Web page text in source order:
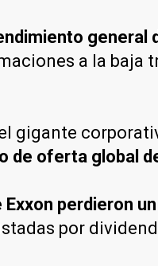
general
a la
gigante
de oferta global
Exxon perdieron
por